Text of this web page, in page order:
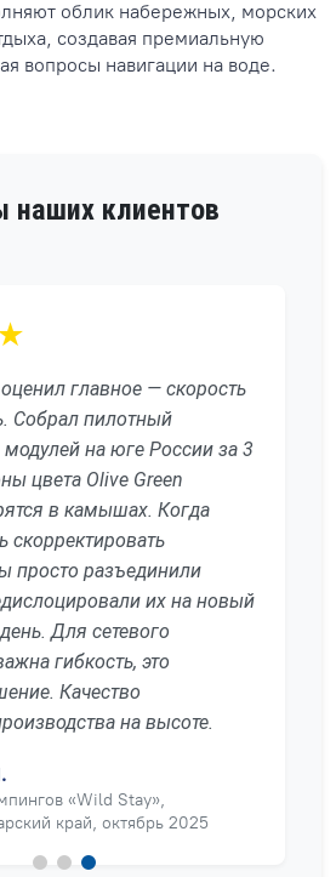
облик набережных, морских
создавая премиальную
вопросы навигации на воде.
наших клиентов
главное — скорость
Собрал пилотный
на юге России за 3
цвета Olive Green
в камышах. Когда
скорректировать
просто разъединили
их на новый
Для сетевого
гибкость, это
Качество
на высоте.
«Wild Stay»,
край, октябрь 2025